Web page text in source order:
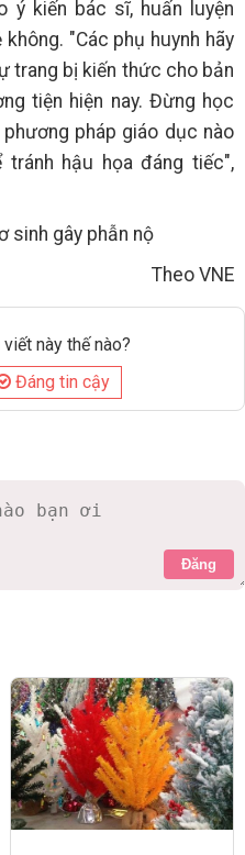
ý kiến bác sĩ, huấn luyện
"Các phụ huynh hãy
trang bị kiến thức cho bản
tiện hiện nay. Đừng học
pháp giáo dục nào
hậu họa đáng tiếc",
sinh gây phẫn nộ
Theo VNE
này thế nào?
Đáng tin cậy
Đăng